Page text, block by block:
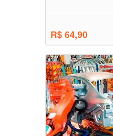
R$ 64,90